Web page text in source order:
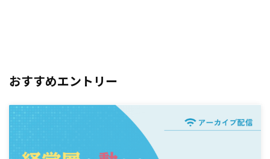
おすすめエントリー